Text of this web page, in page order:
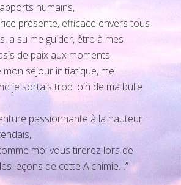
humains,
présente, efficace envers tous
a su me guider, être à mes
de paix aux moments
séjour initiatique, me
je sortais trop loin de ma bulle
passionnante à la hauteur
moi vous tirerez lors de
leçons de cette Alchimie…”